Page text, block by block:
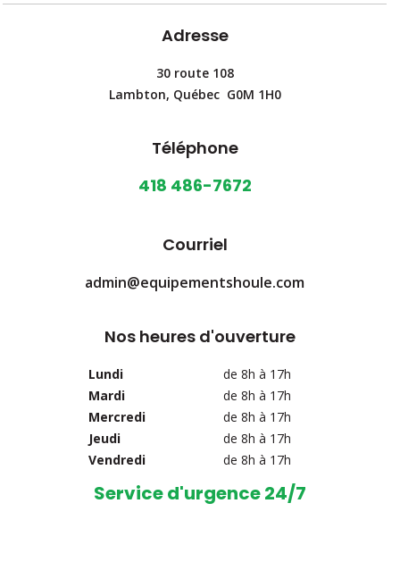
Adresse
30 route 108
Lambton, Québec G0M 1H0
Téléphone
418 486-7672
Courriel
admin@equipementshoule.com
Nos heures d'ouverture
Lundi
de 8h à 17h
Mardi
de 8h à 17h
Mercredi
de 8h à 17h
Jeudi
de 8h à 17h
Vendredi
de 8h à 17h
Service d'urgence 24/7